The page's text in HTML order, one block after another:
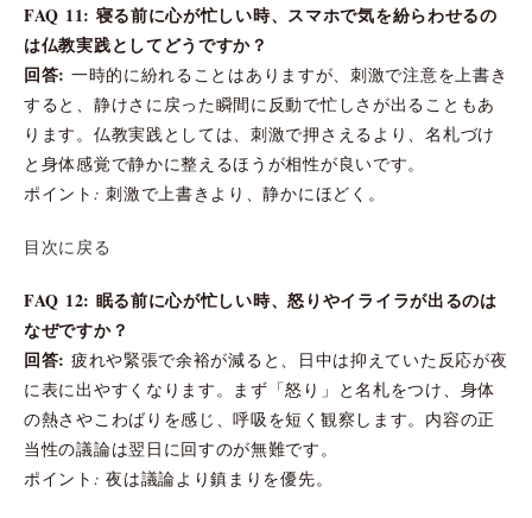
FAQ 11: 寝る前に心が忙しい時、スマホで気を紛らわせるの
は仏教実践としてどうですか？
回答: 一時的に紛れることはありますが、刺激で注意を上書き
すると、静けさに戻った瞬間に反動で忙しさが出ることもあ
ります。仏教実践としては、刺激で押さえるより、名札づけ
と身体感覚で静かに整えるほうが相性が良いです。
ポイント: 刺激で上書きより、静かにほどく。
目次に戻る
FAQ 12: 眠る前に心が忙しい時、怒りやイライラが出るのは
なぜですか？
回答: 疲れや緊張で余裕が減ると、日中は抑えていた反応が夜
に表に出やすくなります。まず「怒り」と名札をつけ、身体
の熱さやこわばりを感じ、呼吸を短く観察します。内容の正
当性の議論は翌日に回すのが無難です。
ポイント: 夜は議論より鎮まりを優先。